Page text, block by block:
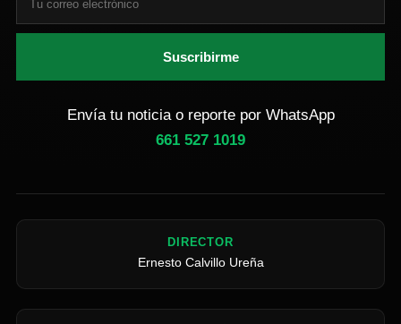
Suscribirme
Envía tu noticia o reporte por WhatsApp
661 527 1019
DIRECTOR
Ernesto Calvillo Ureña